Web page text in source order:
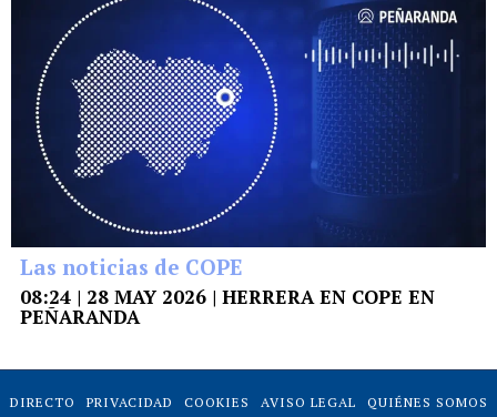
Las noticias de COPE
08:24 | 28 MAY 2026 | HERRERA EN COPE EN
PEÑARANDA
DIRECTO PRIVACIDAD COOKIES AVISO LEGAL
QUIÉNES SOMOS